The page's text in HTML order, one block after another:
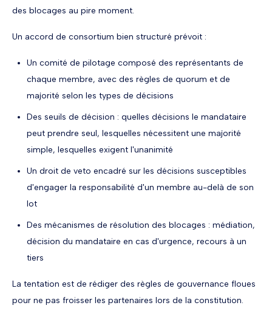
des blocages au pire moment.
Un accord de consortium bien structuré prévoit :
Un comité de pilotage composé des représentants de
chaque membre, avec des règles de quorum et de
majorité selon les types de décisions
Des seuils de décision : quelles décisions le mandataire
peut prendre seul, lesquelles nécessitent une majorité
simple, lesquelles exigent l'unanimité
Un droit de veto encadré sur les décisions susceptibles
d'engager la responsabilité d'un membre au-delà de son
lot
Des mécanismes de résolution des blocages : médiation,
décision du mandataire en cas d'urgence, recours à un
tiers
La tentation est de rédiger des règles de gouvernance floues
pour ne pas froisser les partenaires lors de la constitution.